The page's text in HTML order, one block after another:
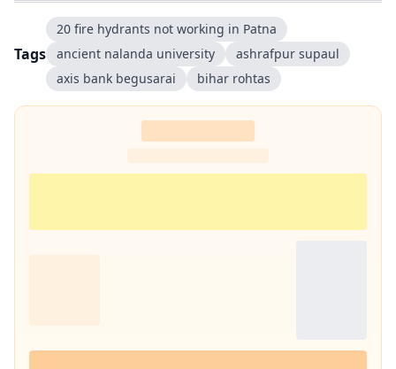
Tags
20 fire hydrants not working in Patna
ancient nalanda university
ashrafpur supaul
axis bank begusarai
bihar rohtas